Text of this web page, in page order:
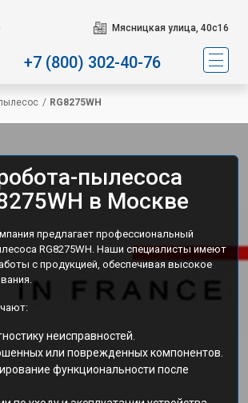
Мясницкая улица, 40с16
+7 (800) 302-40-76
/ RG8275WH
пылесоса
в Москве
предлагает профессиональный
RG8275WH. Наши специалисты имеют
с продукцией, обеспечивая высокое
неисправностей.
или поврежденных компонентов.
функциональности после